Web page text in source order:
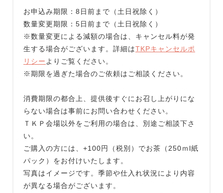
お申込み期限：8日前まで（土日祝除く）
数量変更期限：5日前まで（土日祝除く）
※数量変更による減額の場合は、キャンセル料が発
生する場合がございます。詳細はTKPキャンセルポ
リシー よりご覧ください。
※期限を過ぎた場合のご依頼はご相談ください。
消費期限の都合上、提供後すぐにお召し上がりにな
らない場合は事前にお問い合わせください。
ＴＫＰ会場以外をご利用の場合は、別途ご相談下さ
い。
ご購入の方には、+100円（税別）でお茶（250ｍl紙
パック）をお付けいたします。
写真はイメージです。季節や仕入れ状況により内容
が異なる場合がございます。